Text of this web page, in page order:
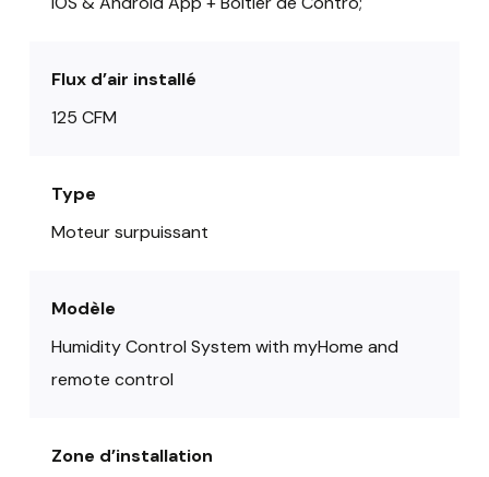
Flux d’air installé
125 CFM
Type
Moteur surpuissant
Modèle
Humidity Control System with myHome and
remote control
Zone d’installation